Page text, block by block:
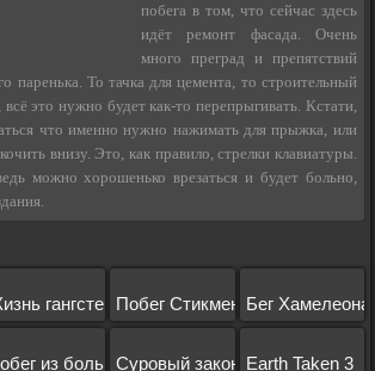
побега в том, что сейчас здесь
идёт ремонт фасада. Очень
много преград и препятствий
паренька. То тачка для цемента, то строительный
всё это нужно будет как-то перепрыгивать. Кстати,
что именно нужно нажимать для прыжка, или
внизу. Это, как правило, стрелки клавиатуры.
можно хорошенько врезаться и будет больно,
гангстераПобег Стикмена из тюрьмы 2
Бег Хамелеона
из больницыСуровый закон Earth Taken 3